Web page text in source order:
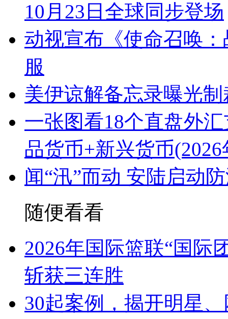
10月23日全球同步登场
动视宣布《使命召唤：
服
美伊谅解备忘录曝光
一张图看18个直盘外
品货币+新兴货币
闻“汛”而动 安陆启动
随便看看
2026年国际篮联“国际
斩获三连胜
30起案例，揭开明星